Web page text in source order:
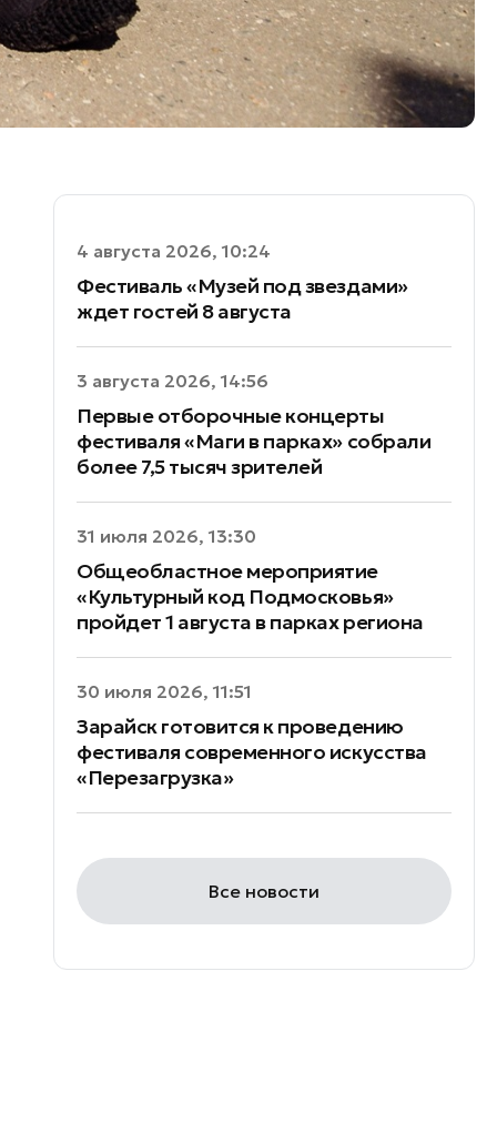
4 августа 2026, 10:24
Фестиваль «Музей под звездами»
ждет гостей 8 августа
3 августа 2026, 14:56
Первые отборочные концерты
фестиваля «Маги в парках» собрали
более 7,5 тысяч зрителей
31 июля 2026, 13:30
Общеобластное мероприятие
«Культурный код Подмосковья»
пройдет 1 августа в парках региона
30 июля 2026, 11:51
Зарайск готовится к проведению
фестиваля современного искусства
«Перезагрузка»
Все новости